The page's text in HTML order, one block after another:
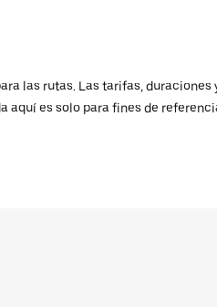
las rutas. Las tarifas,
es solo para fines de